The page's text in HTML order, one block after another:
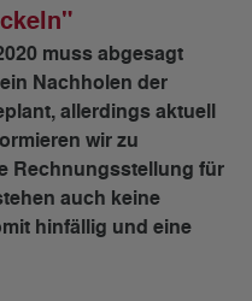
muss abgesagt
Nachholen der
allerdings aktuell
wir zu
Rechnungsstellung für
auch keine
hinfällig und eine